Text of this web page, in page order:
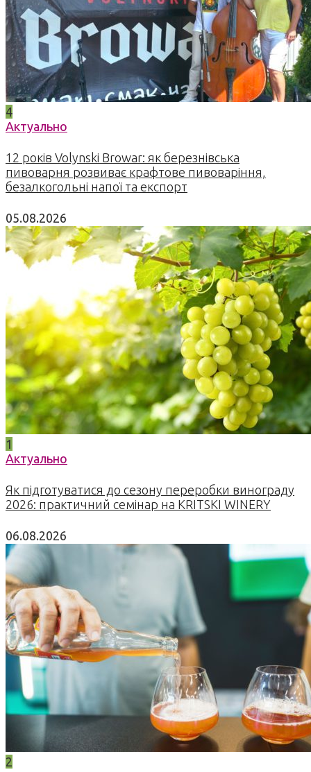
4
Актуально
12 років Volynski Browar: як березнівська
пивоварня розвиває крафтове пивоваріння,
безалкогольні напої та експорт
05.08.2026
1
Актуально
Як підготуватися до сезону переробки винограду
2026: практичний семінар на KRITSKI WINERY
06.08.2026
2